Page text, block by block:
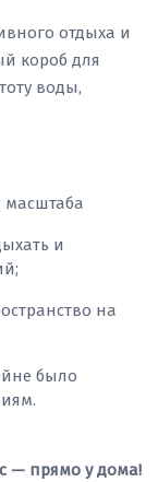
отдыха и
короб для
воды,
и
на
было
— прямо у дома!